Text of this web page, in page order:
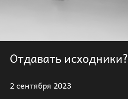
Отдавать исходники?
2 сентября 2023